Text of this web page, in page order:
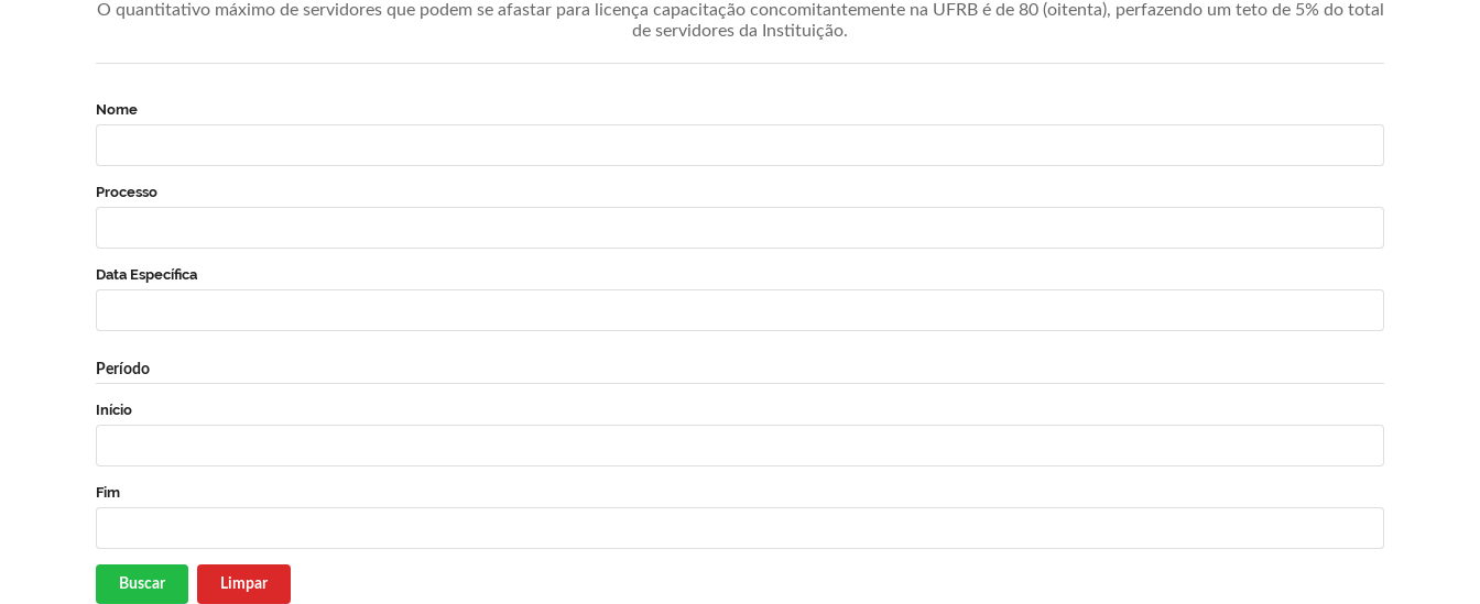
O quantitativo máximo de servidores que podem se afastar para licença capacitação concomitantemente na UFRB é de 80 (oitenta), perfazendo um teto de 5% do total
de servidores da Instituição.
Nome
Processo
Data Específica
Período
Início
Fim
Buscar Limpar